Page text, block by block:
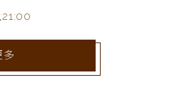
多